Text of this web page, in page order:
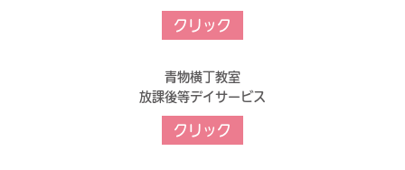
クリック
青物横丁教室
放課後等デイサービス
クリック